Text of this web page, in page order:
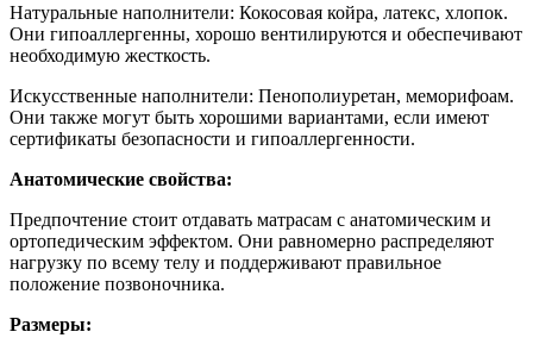
Натуральные наполнители: Кокосовая койра, латекс, хлопок.
Они гипоаллергенны, хорошо вентилируются и обеспечивают
необходимую жесткость.
Искусственные наполнители: Пенополиуретан, меморифоам.
Они также могут быть хорошими вариантами, если имеют
сертификаты безопасности и гипоаллергенности.
Анатомические свойства:
Предпочтение стоит отдавать матрасам с анатомическим и
ортопедическим эффектом. Они равномерно распределяют
нагрузку по всему телу и поддерживают правильное
положение позвоночника.
Размеры: